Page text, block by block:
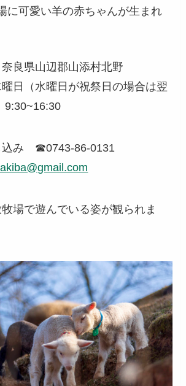
に可愛い羊の赤ちゃんが生まれ
良県山辺郡山添村北野
日（水曜日が祝祭日の場合は翌
込み ☎0743-86-0131
場で遊んでいる姿が観られま